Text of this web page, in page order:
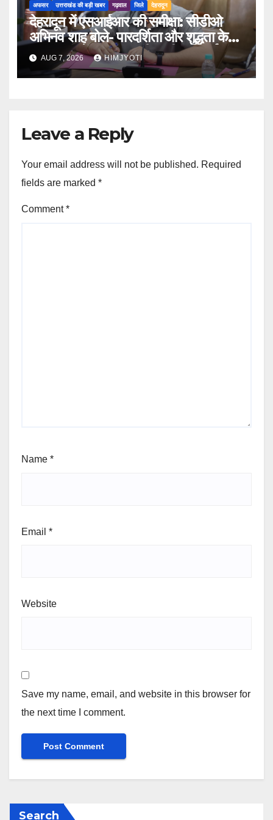
अफसर उत्तराखंड की बड़ी खबर गढ़वाल जिले देहरादून
देहरादून में एसआईआर की समीक्षा: सीडीओ
अभिनव शाह बोले- पारदर्शिता और शुद्धता के
साथ पूरा करें मतदाता सूची पुनरीक्षण कार्य
AUG 7, 2026 HIMJYOTI
Leave a Reply
Your email address will not be published. Required
fields are marked *
Comment*
Name *
Email *
Website
Save my name, email, and website in this browser for
the next time I comment.
Search